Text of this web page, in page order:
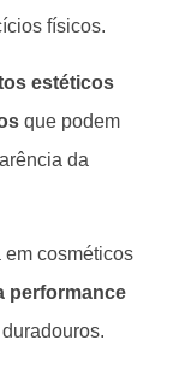
físicos.
estéticos
que podem
da
em cosméticos
performance